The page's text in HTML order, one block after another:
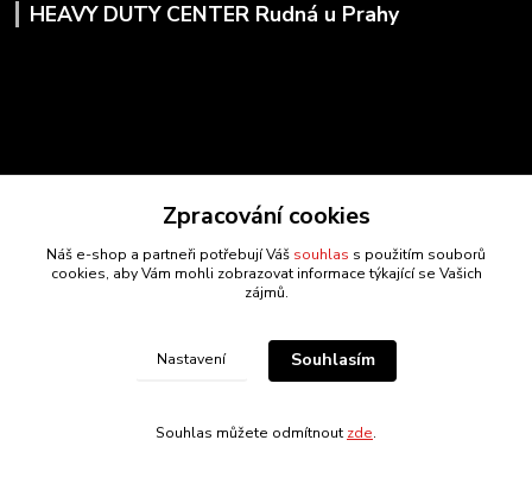
HEAVY DUTY CENTER Rudná u Prahy
Zpracování cookies
Náš e-shop a partneři potřebují Váš souhlas s použitím souborů
cookies, aby Vám mohli zobrazovat informace týkající se Vašich
zájmů.
Nastavení Souhlasím
Souhlas můžete odmítnout zde.